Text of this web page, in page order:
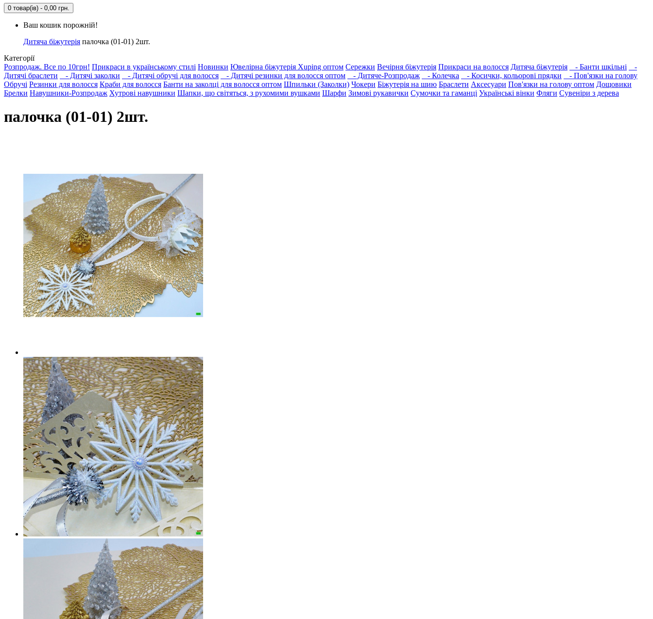
0 товар(ів) - 0,00 грн.
Ваш кошик порожній!
Дитяча біжутерія палочка (01-01) 2шт.
Категорії
Розпродаж. Все по 10грн! Прикраси в українському стилі Новинки Ювелірна біжутерія Xuping оптом Сережки Вечірня біжутерія Прикраси на волосся Дитяча біжутерія - Банти шкільні
-
Дитячі браслети
- Дитячі заколки - Дитячі обручі для волосся - Дитячі резинки для волосся оптом - Дитяче-Розпродаж - Колечка - Косички, кольорові прядки
- Пов'язки на голову
Обручі Резинки для волосся Краби для волосся Банти на заколці для волосся оптом Шпильки (Заколки) Чокери Біжутерія на шию Браслети Аксесуари Пов'язки на голову оптом Дощовики
Брелки Навушники-Розпродаж Хутрові навушники Шапки, що світяться, з рухомими вушками Шарфи Зимові рукавички Сумочки та гаманці Українські вінки Фляги Сувеніри з дерева
палочка (01-01) 2шт.